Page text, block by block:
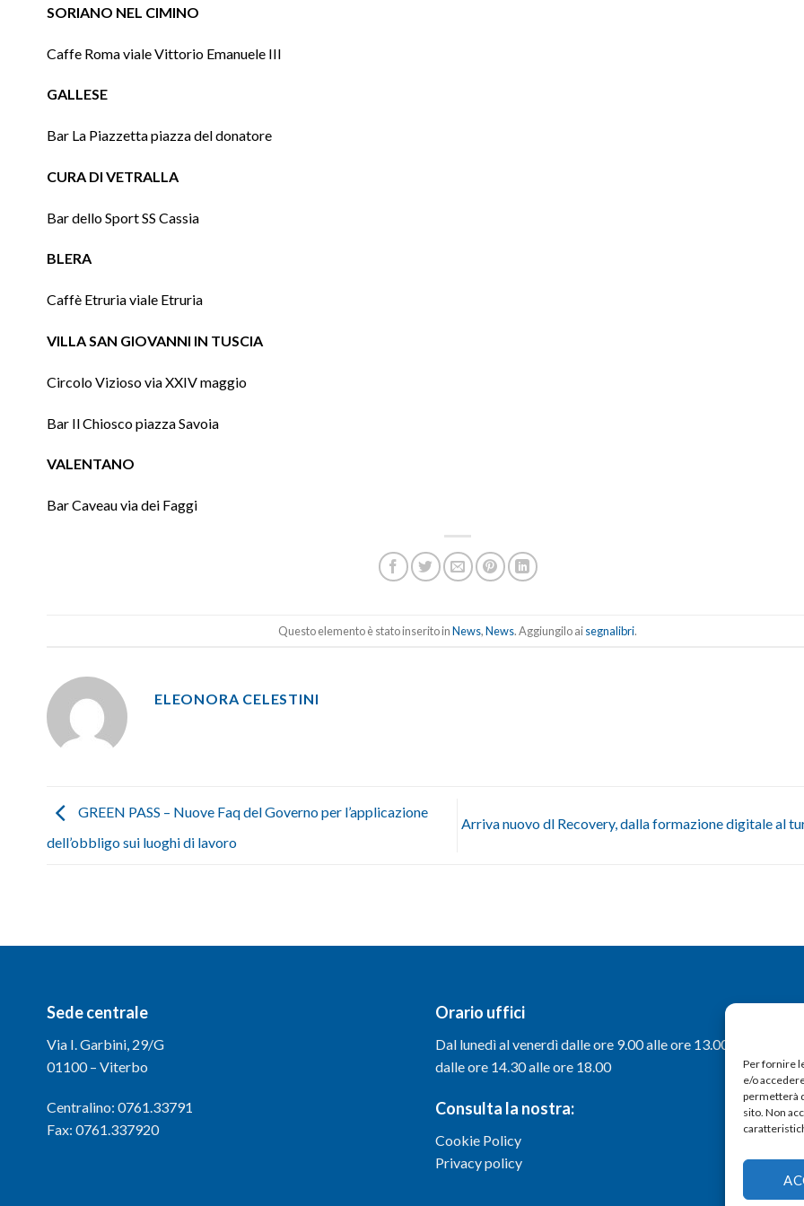
Per fornire
e/o
permetterà
sito. Non
SORIANO NEL CIMINO
Caffe Roma viale Vittorio Emanuele III
GALLESE
Bar La Piazzetta piazza del donatore
CURA DI VETRALLA
Bar dello Sport SS Cassia
BLERA
Caffè Etruria viale Etruria
VILLA SAN GIOVANNI IN TUSCIA
Circolo Vizioso via XXIV maggio
Bar Il Chiosco piazza Savoia
VALENTANO
Bar Caveau via dei Faggi
Questo elemento è stato inserito inNews,News. Aggiungilo aisegnalibri.
ELEONORA CELESTINI
GREEN PASS – Nuove Faq del Governo per l’applicazione
dell’obbligo sui luoghi di lavoro
Arriva nuovo dl Recovery, dalla formazione digitale al
Sede centrale
Via I. Garbini, 29/G
01100 – Viterbo
Centralino: 0761.33791
Fax: 0761.337920
Orario uffici
Dal lunedì al venerdì dalle ore 9.00 alle ore 13.00 e
dalle ore 14.30 alle ore 18.00
Consulta la nostra:
Cookie Policy
Privacy policy